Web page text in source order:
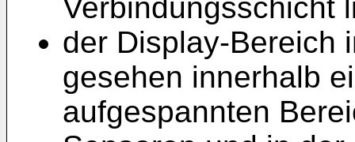
Verbindungsschicht
der Display-Bereich
gesehen innerhalb
aufgespannten